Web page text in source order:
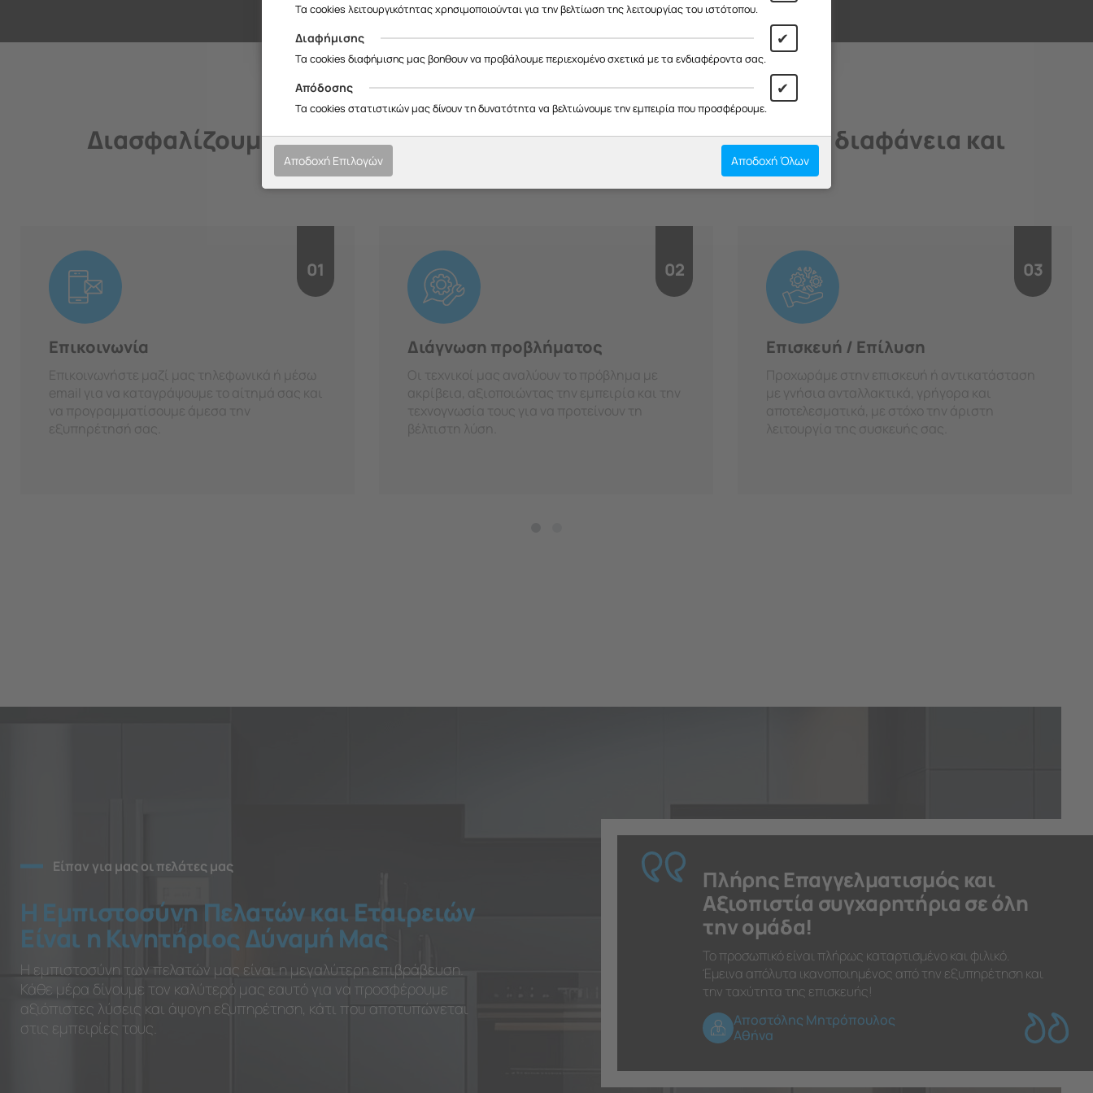
H Διαδικασία μας
Διασφαλίζουμε την ποιοτική εξυπηρέτηση σε κάθε στάδιο, με διαφάνεια και
01
Επικοινωνία
Επικοινωνήστε μαζί μας τηλεφωνικά ή μέσω
email για να καταγράψουμε το αίτημά σας και
να προγραμματίσουμε άμεσα την
εξυπηρέτησή σας.
02
Διάγνωση προβλήματος
Οι τεχνικοί μας αναλύουν το πρόβλημα με
ακρίβεια, αξιοποιώντας την εμπειρία και την
τεχνογνωσία τους για να προτείνουν τη
βέλτιστη λύση.
03
Επισκευή / Επίλυση
Προχωράμε στην επισκευή ή αντικατάσταση
με γνήσια ανταλλακτικά, γρήγορα και
αποτελεσματικά, με στόχο την άριστη
λειτουργία της συσκευής σας.
Είπαν για μας οι πελάτες μας
Η Εμπιστοσύνη Πελατών και Εταιρειών
Είναι η Κινητήριος Δύναμή Μας
Η εμπιστοσύνη των πελατών μας είναι η μεγαλύτερη επιβράβευση.
Κάθε μέρα δίνουμε τον καλύτερό μας εαυτό για να προσφέρουμε
αξιόπιστες λύσεις και άψογη εξυπηρέτηση, κάτι που αποτυπώνεται
στις εμπειρίες τους.
Πλήρης Επαγγελματισμός και
Αξιοπιστία συγχαρητήρια σε όλη
την ομάδα!
Το προσωπικό είναι πλήρως καταρτισμένο και φιλικό.
Έμεινα απόλυτα ικανοποιημένος από την εξυπηρέτηση και
την ταχύτητα της επισκευής!
Αποστόλης Μητρόπουλος
Αθήνα
Τα cookies λειτουργικότητας χρησιμοποιούνται για την βελτίωση της λειτουργίας του ιστότοπου.
Διαφήμισης ✔
Τα cookies διαφήμισης μας βοηθουν να προβάλουμε περιεχομένο σχετικά με τα ενδιαφέροντα σας.
Απόδοσης ✔
Τα cookies στατιστικών μας δίνουν τη δυνατότητα να βελτιώνουμε την εμπειρία που προσφέρουμε.
Αποδοχή Επιλογών Αποδοχή Όλων
Σας ευχαριστούμε για την κατανόηση και σας ευχόμαστε καλό καλοκαίρι!